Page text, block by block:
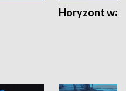
Horyzont